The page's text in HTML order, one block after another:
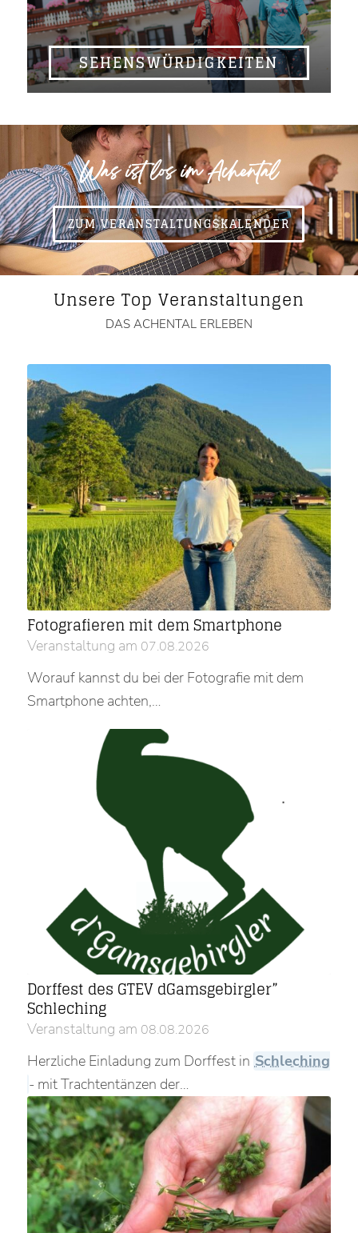
SEHENSWÜRDIGKEITEN
Was ist los im Achental
ZUM VERANSTALTUNGSKALENDER
Unsere Top Veranstaltungen
DAS ACHENTAL ERLEBEN
Fotografieren mit dem Smartphone
Veranstaltung am 07.08.2026
Worauf kannst du bei der Fotografie mit dem
Smartphone achten,…
Dorffest des GTEV dGamsgebirgler”
Schleching
Veranstaltung am 08.08.2026
Herzliche Einladung zum Dorffest in Schleching
- mit Trachtentänzen der…